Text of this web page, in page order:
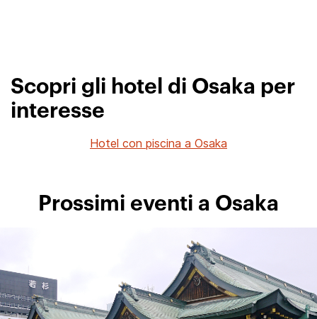
Scopri gli hotel di Osaka per
interesse
Hotel con piscina a Osaka
Prossimi eventi a Osaka